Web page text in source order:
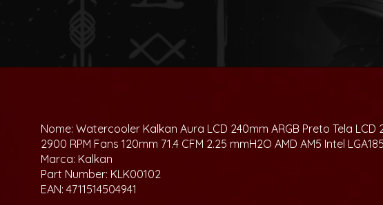
Nome: Watercooler Kalkan Aura LCD 240mm ARGB Preto Tela LCD
2900 RPM Fans 120mm 71.4 CFM 2.25 mmH2O AMD AM5 Intel
Marca: Kalkan
Part Number: KLK00102
EAN: 4711514504941